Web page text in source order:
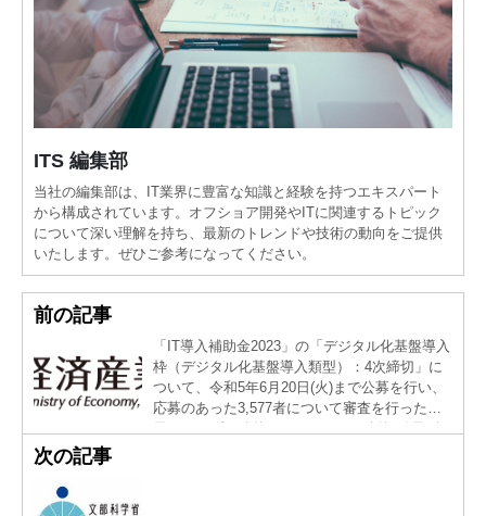
ITS 編集部
当社の編集部は、IT業界に豊富な知識と経験を持つエキスパート
から構成されています。オフショア開発やITに関連するトピック
について深い理解を持ち、最新のトレンドや技術の動向をご提供
いたします。ぜひご参考になってください。
前の記事
「IT導入補助金2023」の「デジタル化基盤導入
枠（デジタル化基盤導入類型）：4次締切」に
ついて、令和5年6月20日(火)まで公募を行い、
応募のあった3,577者について審査を行った結
果、2,796者を採択しました。 1．採択結果 公
次の記事